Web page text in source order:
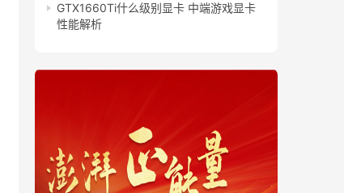
GTX1660Ti什么级别显卡 中端游戏显卡
性能解析